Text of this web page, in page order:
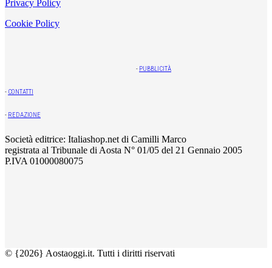
Privacy Policy
Cookie Policy
- PUBBLICITÀ
- CONTATTI
- REDAZIONE
Società editrice: Italiashop.net di Camilli Marco
registrata al Tribunale di Aosta N° 01/05 del 21 Gennaio 2005
P.IVA 01000080075
© {2026} Aostaoggi.it. Tutti i diritti riservati